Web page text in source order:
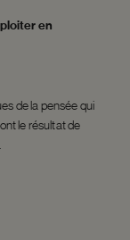
en
de la pensée qui
le résultat de